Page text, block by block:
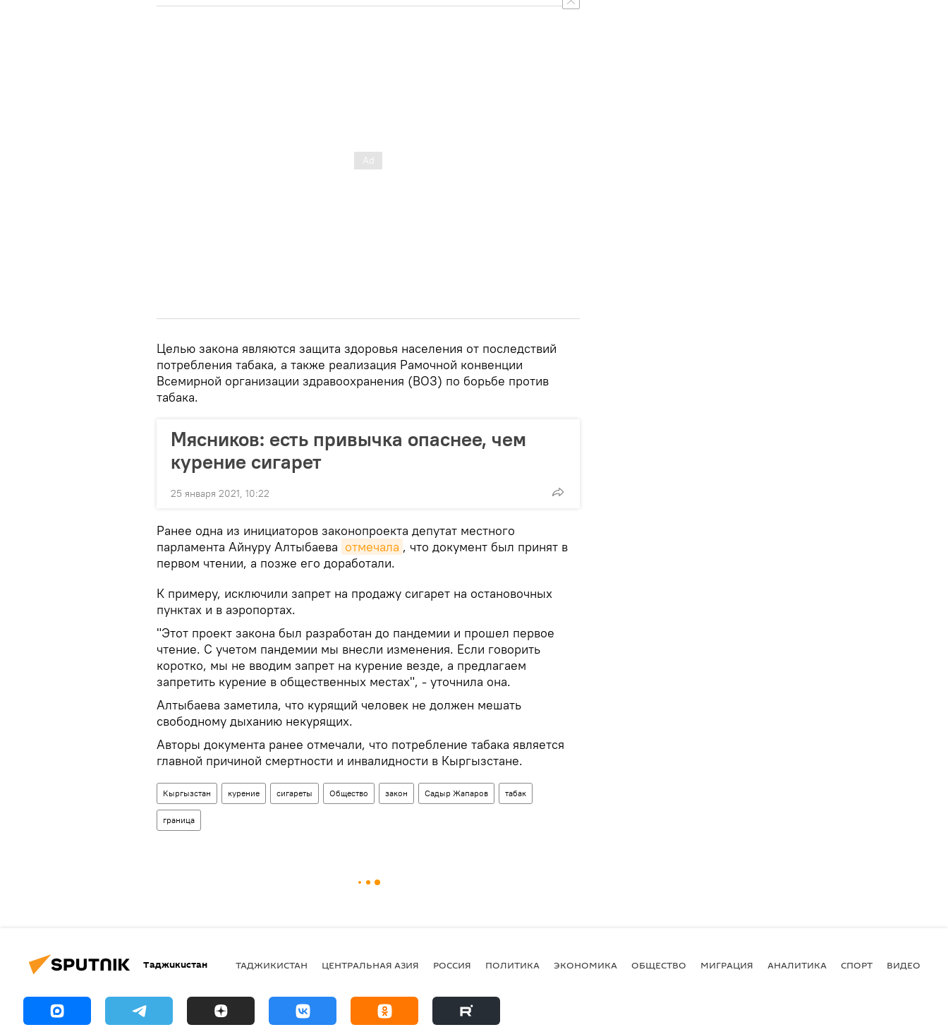
Целью закона являются защита здоровья населения от последствий
потребления табака, а также реализация Рамочной конвенции
Всемирной организации здравоохранения (ВОЗ) по борьбе против
табака.
Мясников: есть привычка опаснее, чем
курение сигарет
25 января 2021, 10:22
Ранее одна из инициаторов законопроекта депутат местного
парламента Айнуру Алтыбаева отмечала , что документ был принят в
первом чтении, а позже его доработали.
К примеру, исключили запрет на продажу сигарет на остановочных
пунктах и в аэропортах.
"Этот проект закона был разработан до пандемии и прошел первое
чтение. С учетом пандемии мы внесли изменения. Если говорить
коротко, мы не вводим запрет на курение везде, а предлагаем
запретить курение в общественных местах", - уточнила она.
Алтыбаева заметила, что курящий человек не должен мешать
свободному дыханию некурящих.
Авторы документа ранее отмечали, что потребление табака является
главной причиной смертности и инвалидности в Кыргызстане.
Кыргызстан курение сигареты Общество закон Садыр Жапаров табак
граница
Таджикистан ТАДЖИКИСТАН ЦЕНТРАЛЬНАЯ АЗИЯ РОССИЯ ПОЛИТИКА ЭКОНОМИКА ОБЩЕСТВО МИГРАЦИЯ АНАЛИТИКА СПОРТ ВИДЕО